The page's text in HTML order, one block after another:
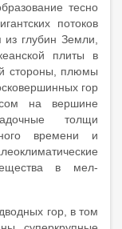
тесно
потоков
глубин Земли,
плиты в
стороны, плюмы
гор
на вершине
толщи
времени и
в мел-
гор, в том